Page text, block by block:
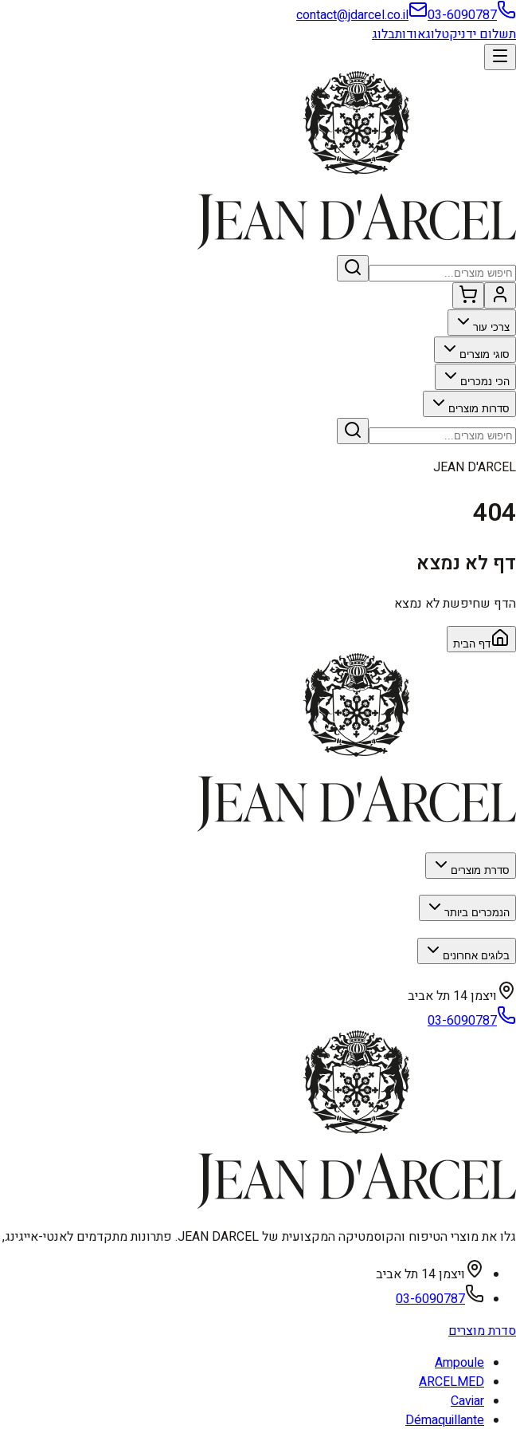
03-6090787
contact@jdarcel.co.il
תשלום ידניקטלוגאודותבלוג
צרכי עור
סוגי מוצרים
הכי נמכרים
סדרות מוצרים
JEAN D'ARCEL
404
דף לא נמצא
הדף שחיפשת לא נמצא
דף הבית
סדרת מוצרים
הנמכרים ביותר
בלוגים אחרונים
ויצמן 14 תל אביב
03-6090787
גלו את מוצרי הטיפוח והקוסמטיקה המקצועית של JEAN DARCEL. פתרונות מתקדמים לאנטי-אייגינג, טיפוח פנים וגוף, ואיפור איכותי. מיוצר בגרמניה, עכשיו בישראל.
ויצמן 14 תל אביב
03-6090787
סדרת מוצרים
Ampoule
ARCELMED
Caviar
Démaquillante